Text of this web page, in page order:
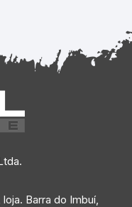
Barra do Imbuí,